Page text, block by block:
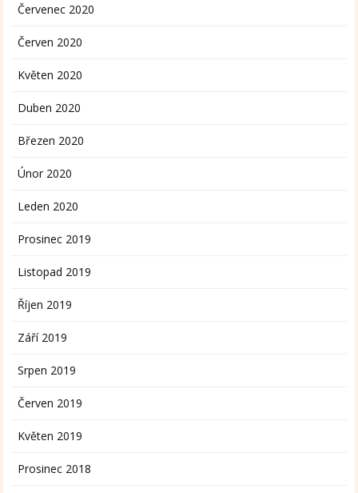
Červenec 2020
Červen 2020
Květen 2020
Duben 2020
Březen 2020
Únor 2020
Leden 2020
Prosinec 2019
Listopad 2019
Říjen 2019
Září 2019
Srpen 2019
Červen 2019
Květen 2019
Prosinec 2018